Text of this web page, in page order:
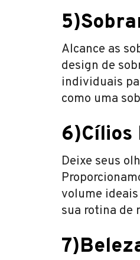
Alcance as
design de
individuais
como uma
6)Cílios
Deixe seus
volume
sua rotina de